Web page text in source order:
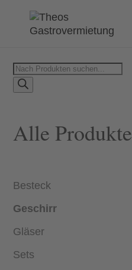
Products
search
Alle Produkte
Besteck
Geschirr
Gläser
Sets